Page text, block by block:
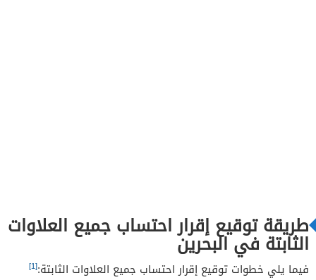
طريقة توقيع إقرار احتساب جميع العلاوات
الثابتة في البحرين
فيما يلي خطوات توقيع إقرار احتساب جميع العلاوات الثابتة:[1]